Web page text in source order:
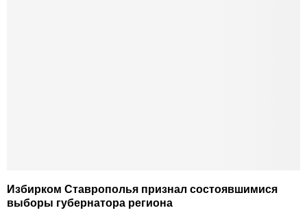
Избирком Ставрополья признал состоявшимися
выборы губернатора региона